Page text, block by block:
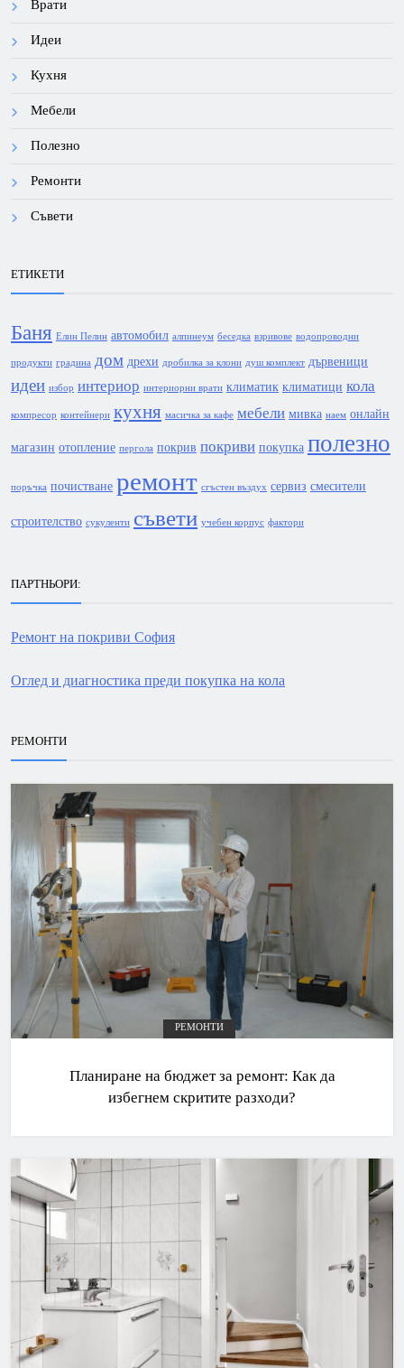
Врати
Идеи
Кухня
Мебели
Полезно
Ремонти
Съвети
ЕТИКЕТИ
Баня Елин Пелин автомобил алпинеум беседка взривове водопроводни
продукти градина дом дрехи дробилка за клони душ комплект дървеници
идеи избор интериор интериорни врати климатик климатици кола
компресор контейнери кухня масичка за кафе мебели мивка наем онлайн
магазин отопление пергола покрив покриви покупка полезно
поръчка почистване ремонт сгъстен въздух сервиз смесители
строителство сукуленти съвети учебен корпус фактори
ПАРТНЬОРИ:
Ремонт на покриви София
Оглед и диагностика преди покупка на кола
РЕМОНТИ
РЕМОНТИ
Планиране на бюджет за ремонт: Как да
избегнем скритите разходи?